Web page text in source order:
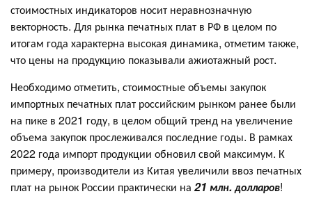
стоимостных индикаторов носит неравнозначную
векторность. Для рынка печатных плат в РФ в целом по
итогам года характерна высокая динамика, отметим также,
что цены на продукцию показывали ажиотажный рост.
Необходимо отметить, стоимостные объемы закупок
импортных печатных плат российским рынком ранее были
на пике в 2021 году, в целом общий тренд на увеличение
объема закупок прослеживался последние годы. В рамках
2022 года импорт продукции обновил свой максимум. К
примеру, производители из Китая увеличили ввоз печатных
плат на рынок России практически на 21 млн. долларов!